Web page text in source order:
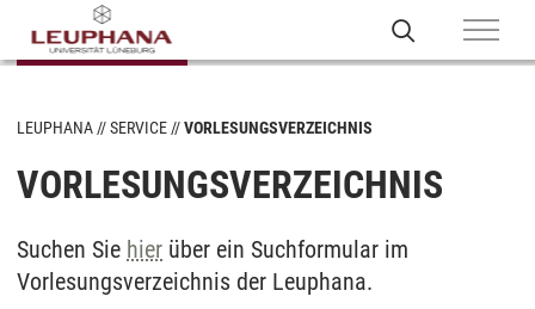
LEUPHANA SERVICE VORLESUNGSVERZEICHNIS
VORLESUNGSVERZEICHNIS
Suchen Sie hier über ein Suchformular im
Vorlesungsverzeichnis der Leuphana.